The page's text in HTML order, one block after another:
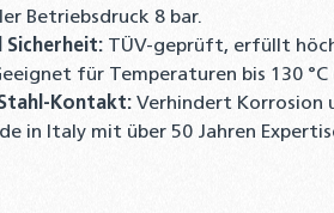
Betriebsdruck 8 bar.
Sicherheit: TÜV-geprüft, erfüllt
für Temperaturen bis 130
Kontakt: Verhindert Korrosion
in Italy mit über 50 Jahren